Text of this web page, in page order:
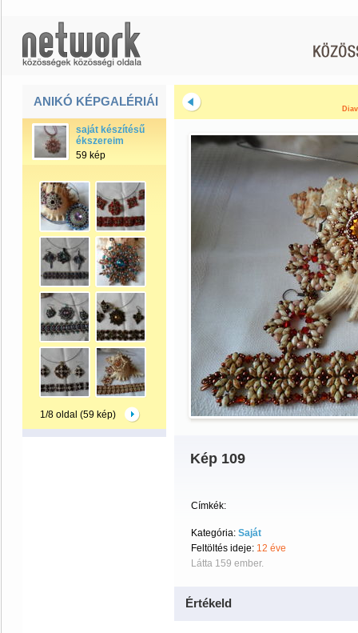
ANIKÓ KÉPGALÉRIÁI
saját készítésű
ékszereim
59 kép
1/8 oldal (59 kép)
Kép 109
Címkék:
Kategória: Saját
Feltöltés ideje: 12 éve
Látta 159 ember.
Értékeld